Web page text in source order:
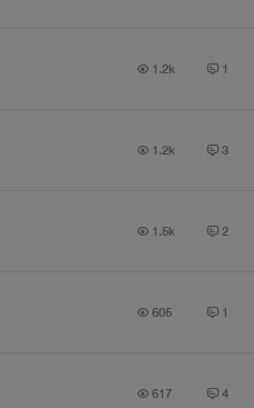
วนเกี่ยวข้อง เพื่อให้นึกภาพตามเ
1.2k 1
1.2k 3
1.5k 2
605 1
617 4